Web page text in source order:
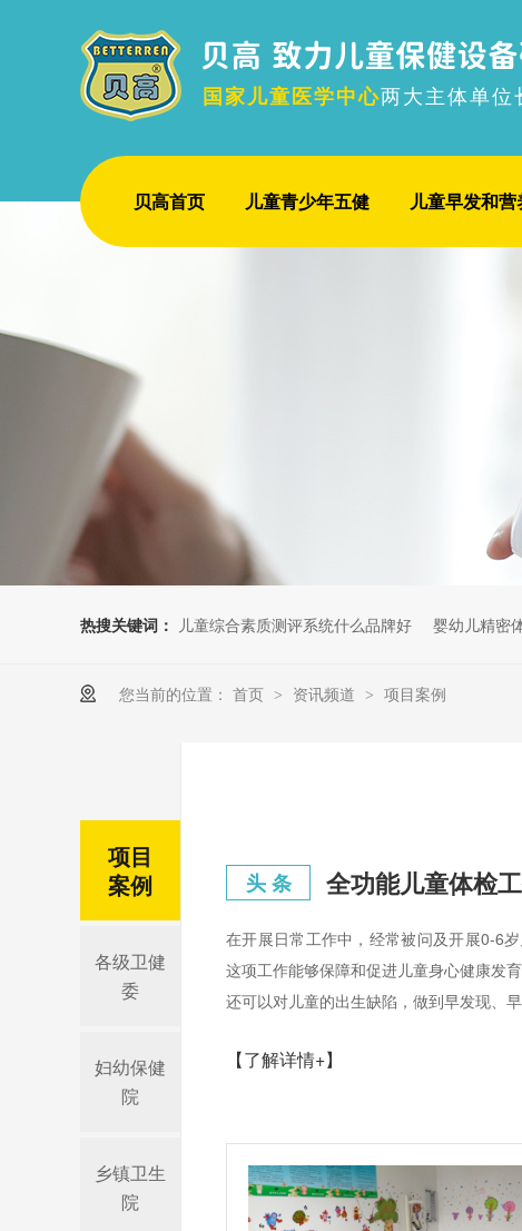
国家儿童医学中心两大主体单位
贝高首页 儿童青少年五健 儿童早发和营
热搜关键词： 儿童综合素质测评系统什么品牌好 婴幼儿精密
您当前的位置： 首页 > 资讯频道 > 项目案例
头 条 全功能儿童体检
在开展日常工作中，经常被问及开展0-6
这项工作能够保障和促进儿童身心健康发
还可以对儿童的出生缺陷，做到早发现、
【了解详情+】
项目
案例
各级卫健
委
妇幼保健
院
乡镇卫生
院